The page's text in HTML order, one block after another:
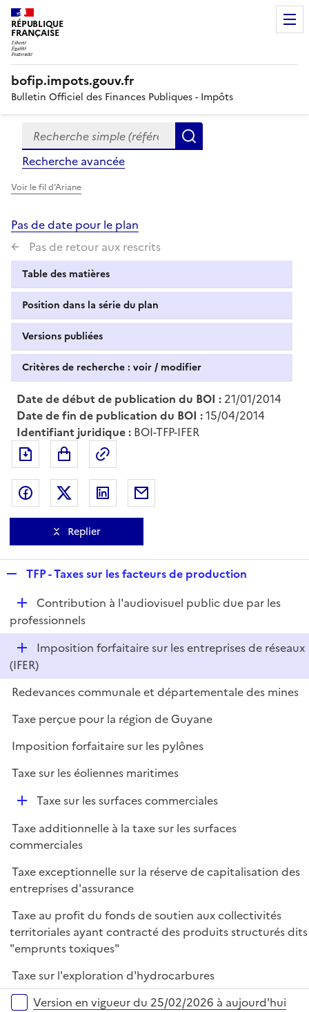
RÉPUBLIQUE
FRANÇAISE
bofip.impots.gouv.fr
Bulletin Officiel des Finances Publiques - Impôts
Formulaire
de
recherche
Recherche simple (références, mots clés, partie du
Recherche avancée
Voir le fil d'Ariane
Pas de date pour le plan
Pas de retour aux rescrits
Table des matières
Position dans la série du plan
Versions publiées
Critères de recherche : voir / modifier
Date de début de publication du BOI : 21/01/2014
Date de fin de publication du BOI :15/04/2014
Identifiant juridique : BOI-TFP-IFER
Exporter le document au format pdf
Partager sur Facebook
Partager sur Twitter
Partager sur LinkedIn
Replier
p
l
i
e
r
TFP - Taxes sur les facteurs de production
D
é
p
i
e
r
Contribution à l'audiovisuel public due par les
professionnels
D
é
p
l
i
r
Imposition forfaitaire sur les entreprises de réseaux
(IFER)
Redevances communale et départementale des mines
Taxe perçue pour la région de Guyane
Imposition forfaitaire sur les pylônes
Taxe sur les éoliennes maritimes
D
p
l
i
e
Taxe sur les surfaces commerciales
Taxe additionnelle à la taxe sur les surfaces
commerciales
Taxe exceptionnelle sur la réserve de capitalisation des
entreprises d'assurance
Taxe au profit du fonds de soutien aux collectivités
territoriales ayant contracté des produits structurés dits
"emprunts toxiques"
Taxe sur l'exploration d'hydrocarbures
Versions sur la période
Version en vigueur du 25/02/2026 à aujourd'hui